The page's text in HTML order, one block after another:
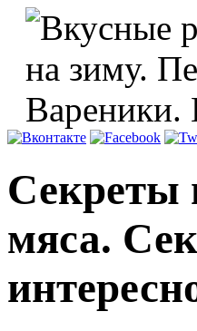
Секреты
мяса.